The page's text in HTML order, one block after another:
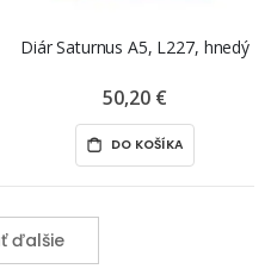
Diár Saturnus A5, L227, hnedý
50,20 €
DO KOŠÍKA
ďalšie